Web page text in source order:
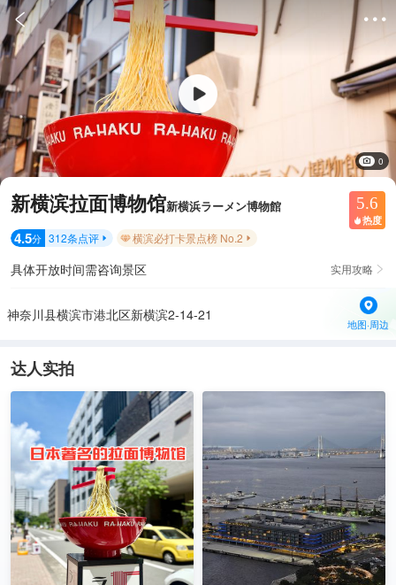
 
0
新横滨拉面博物馆新横浜ラーメン博物館 5.6
 热度
4.5分 312条点评  横滨必打卡景点榜 No.2 
具体开放时间需咨询景区 实用攻略 
神奈川县横滨市港北区新横滨2-14-21
地图·周边
达人实拍